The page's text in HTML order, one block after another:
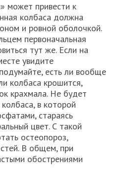
может привести к
колбаса должна
и ровной оболочкой.
первоначальная
тут же. Если на
увидите
есть ли вообще
колбаса крошится,
крахмала. Не будет
в которой
стараясь
цвет. С такой
остеопороз,
В общем, при
обострениями